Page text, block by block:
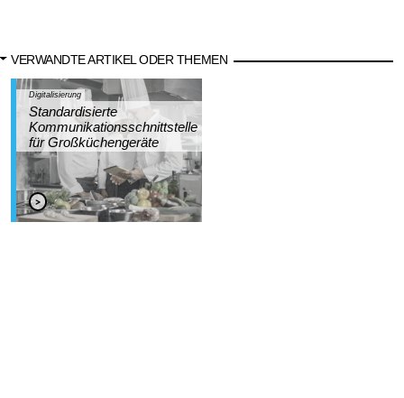
VERWANDTE ARTIKEL ODER THEMEN
Digitalisierung
Standardisierte
Kommunikationsschnittstelle
für Großküchengeräte